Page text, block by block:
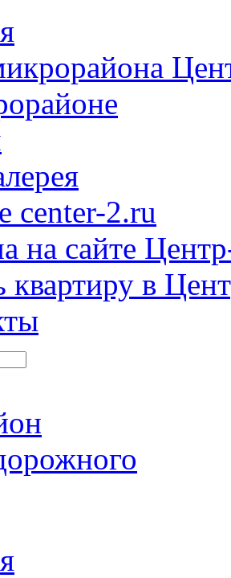
center-2.ru
на сайте
квартиру в